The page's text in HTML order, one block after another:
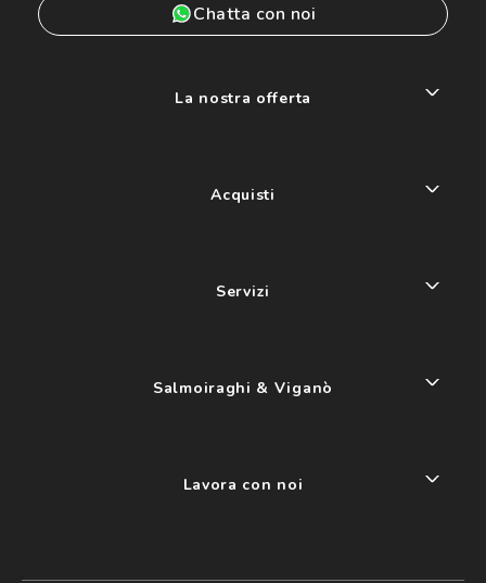
Chatta con noi
La nostra offerta
Acquisti
Servizi
Salmoiraghi & Viganò
Lavora con noi